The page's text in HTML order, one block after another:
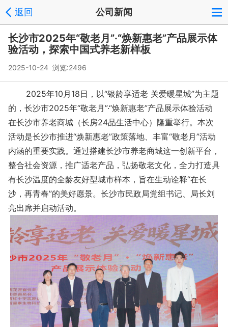
返回 公司新闻
长沙市2025年“敬老月”·“焕新惠老”产品展示体
验活动，探索中国式养老新样板
2025-10-24 浏览:2496
2025年10月18日，以“银龄享适老 关爱暖星城”为主题
的，长沙市2025年“敬老月”·“焕新惠老”产品展示体验活动
在长沙市养老商城（长房24品生活中心）隆重举行。本次
活动是长沙市推进“焕新惠老”政策落地、丰富“敬老月”活动
内涵的重要实践。通过搭建长沙市养老商城这一创新平台，
整合社会资源，推广适老产品，弘扬敬老文化，全力打造具
有长沙温度的全龄友好型城市样本，旨在生动诠释“在长
沙，再青春”的美好愿景。长沙市民政局党组书记、局长刘
亮出席并启动活动。